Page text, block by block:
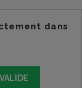
dans